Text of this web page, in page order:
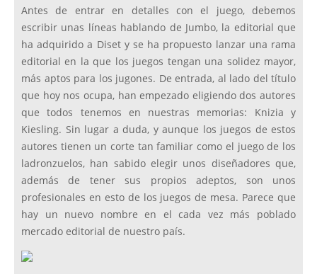
Antes de entrar en detalles con el juego, debemos
escribir unas líneas hablando de Jumbo, la editorial que
ha adquirido a Diset y se ha propuesto lanzar una rama
editorial en la que los juegos tengan una solidez mayor,
más aptos para los jugones. De entrada, al lado del título
que hoy nos ocupa, han empezado eligiendo dos autores
que todos tenemos en nuestras memorias: Knizia y
Kiesling. Sin lugar a duda, y aunque los juegos de estos
autores tienen un corte tan familiar como el juego de los
ladronzuelos, han sabido elegir unos diseñadores que,
además de tener sus propios adeptos, son unos
profesionales en esto de los juegos de mesa. Parece que
hay un nuevo nombre en el cada vez más poblado
mercado editorial de nuestro país.